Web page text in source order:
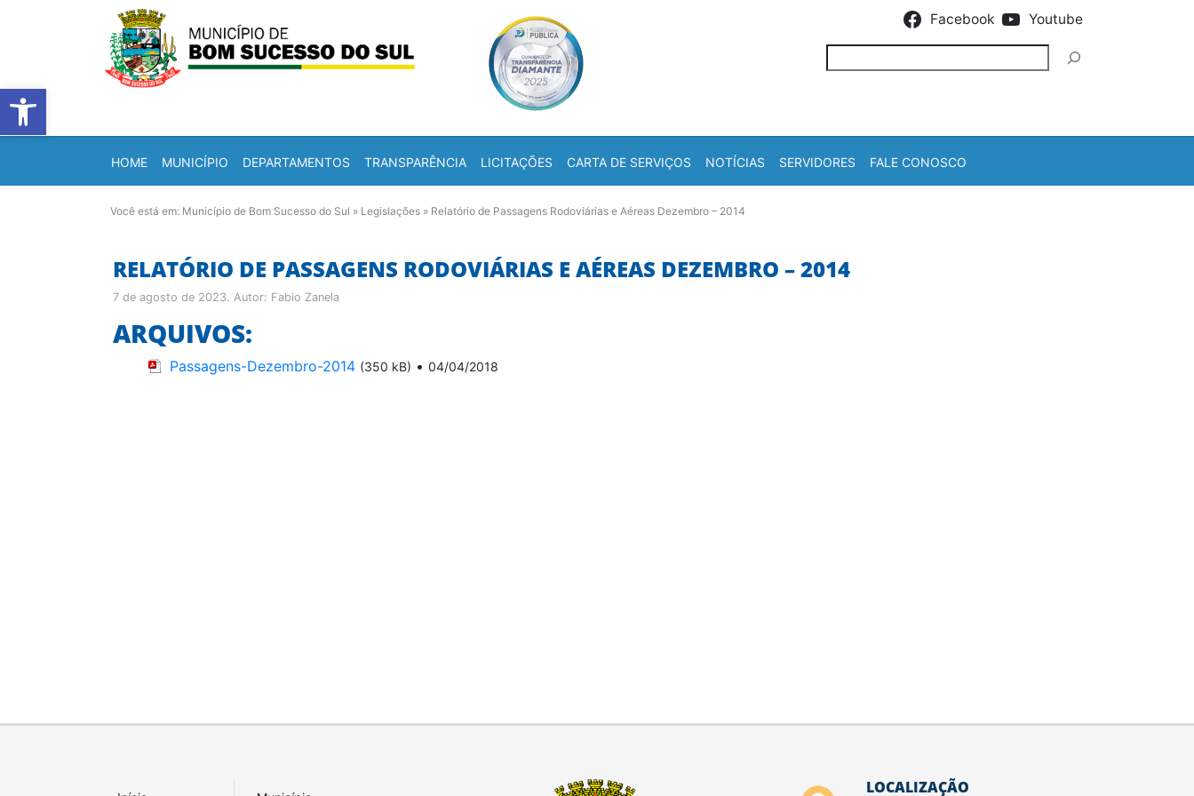
Barra de Ferramentas Aberta
Facebook Youtube
HOME MUNICÍPIO DEPARTAMENTOS TRANSPARÊNCIA LICITAÇÕES CARTA DE SERVIÇOS NOTÍCIAS SERVIDORES FALE CONOSCO
Você está em: Município de Bom Sucesso do Sul » Legislações » Relatório de Passagens Rodoviárias e Aéreas Dezembro – 2014
RELATÓRIO DE PASSAGENS RODOVIÁRIAS E AÉREAS DEZEMBRO – 2014
7 de agosto de 2023. Autor: Fabio Zanela
ARQUIVOS:
Passagens-Dezembro-2014 (350 kB) • 04/04/2018
LOCALIZAÇÃO